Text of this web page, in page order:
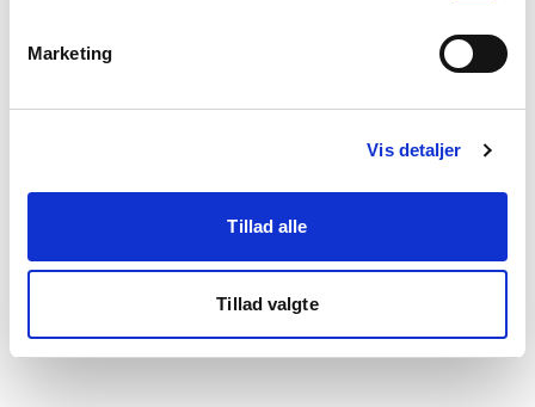
Marketing
Vis detaljer
Tillad alle
Tillad valgte